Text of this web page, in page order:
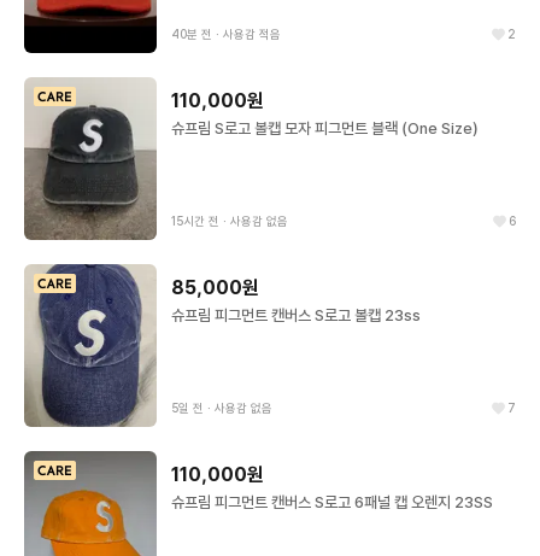
40분 전 ∙ 사용감 적음 2
110,000원
슈프림 S로고 볼캡 모자 피그먼트 블랙 (One Size)
15시간 전 ∙ 사용감 없음 6
85,000원
슈프림 피그먼트 캔버스 S로고 볼캡 23ss
5일 전 ∙ 사용감 없음 7
110,000원
슈프림 피그먼트 캔버스 S로고 6패널 캡 오렌지 23SS